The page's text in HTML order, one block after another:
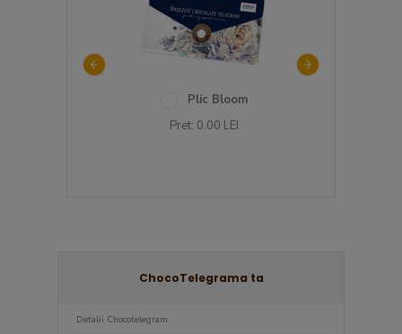
Plic Bloom
Pret: 0.00 LEI
ChocoTelegrama ta
Detalii Chocotelegram